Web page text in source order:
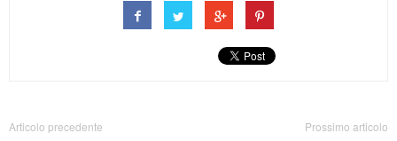
Articolo precedente Prossimo articolo